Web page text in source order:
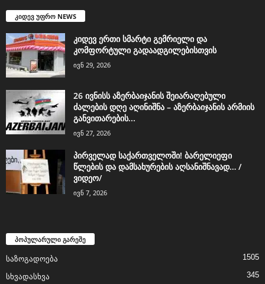
კიდევ უფრო NEWS
კიდევ ერთი სმარტი გემრიელი და
კომფორტული გადაადგილებისთვის
ივნ 29, 2026
26 ივნისს აზერბაიჯანის შეიარაღებული
ძალების დღე აღინიშნა – აზერბაიჯანის არმიის
განვითარების...
ივნ 27, 2026
პირველად საქართველოში! ბარელიეფი
წლების და დამსახურების აღსანიშნავად… /
ვიდეო/
ივნ 7, 2026
პოპულარული გარეშე
საზოგადოება 1505
სხვადასხვა 345